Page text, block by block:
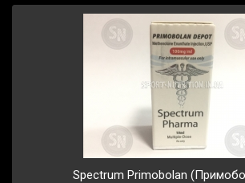
Spectrum Primobolan